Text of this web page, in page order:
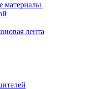
материалы
лента